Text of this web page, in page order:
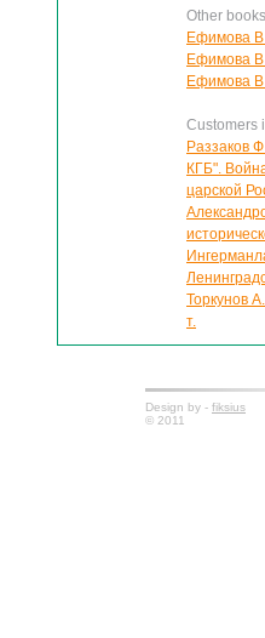
Other
Ефимова
Ефимова
Ефимова
Customers
Раззаков
КГБ".
царской
Торкунов
т.
Design by - fiksius
© 2011